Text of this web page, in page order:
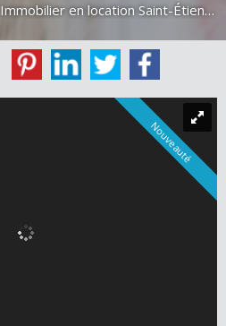
Immobilier en location Saint-Étienne
Nouveauté